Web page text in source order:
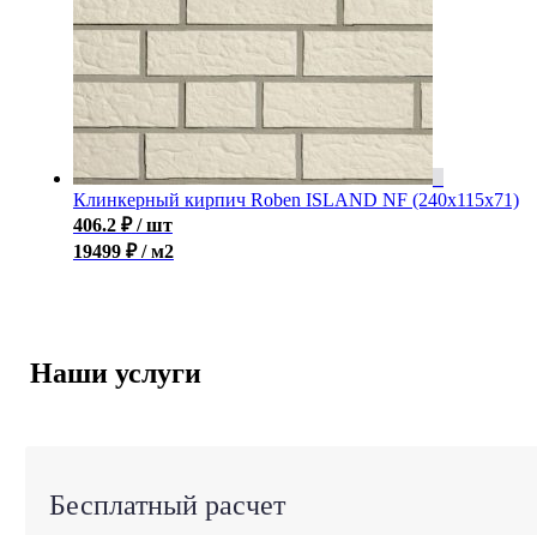
Клинкерный кирпич Roben ISLAND NF (240x115x71)
406.2 ₽ / шт
19499 ₽ / м2
Наши услуги
Бесплатный расчет